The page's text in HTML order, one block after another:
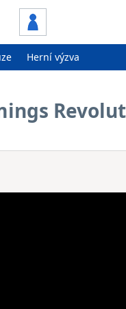
Herní výzva